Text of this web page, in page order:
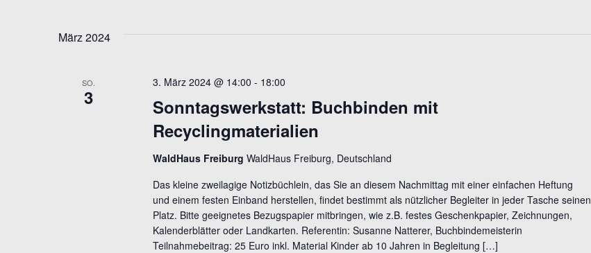
März 2024
SO.
3
Sonntagswerkstatt: Buchbinden mit
Recyclingmaterialien
3. März 2024 @ 14:00 - 18:00
WaldHaus Freiburg WaldHaus Freiburg, Deutschland
Das kleine zweilagige Notizbüchlein, das Sie an diesem Nachmittag mit einer einfachen Heftung
und einem festen Einband herstellen, findet bestimmt als nützlicher Begleiter in jeder Tasche seinen
Platz. Bitte geeignetes Bezugspapier mitbringen, wie z.B. festes Geschenkpapier, Zeichnungen,
Kalenderblätter oder Landkarten. Referentin: Susanne Natterer, Buchbindemeisterin
Teilnahmebeitrag: 25 Euro inkl. Material Kinder ab 10 Jahren in Begleitung […]